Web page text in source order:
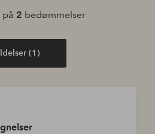
på 2 bedømmelser
(1)